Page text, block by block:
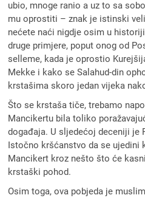
ubio, mnoge ranio a uz to sa
mu oprostiti – znak je istinski
nećete naći nigdje osim u
druge primjere, poput onog od
selleme, kada je oprostio
Mekke i kako se Salahud-din
krstašima skoro jedan vijeka
Što se krstaša tiče, trebamo
Mancikertu bila toliko
događaja. U sljedećoj deceniji je
Istočno kršćanstvo da se ujedini
Mancikert kroz nešto što će
krstaški pohod.
Osim toga, ova pobjeda je